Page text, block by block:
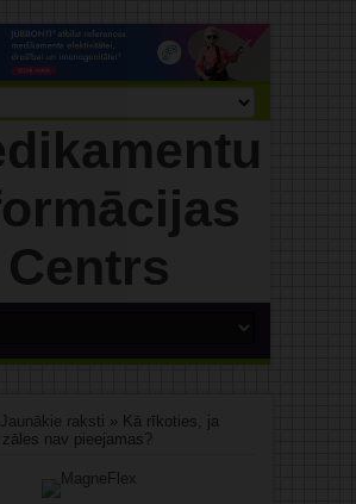
Jaunākie raksti » Kā rīkoties, ja
nav pieejamas?